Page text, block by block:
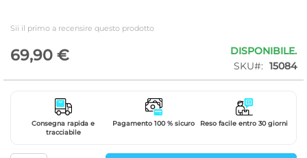
Sii il primo a recensire questo prodotto
69,90 €
DISPONIBILE.
SKU
15084
Consegna rapida e
tracciabile
Pagamento 100 % sicuro Reso facile entro 30 giorni